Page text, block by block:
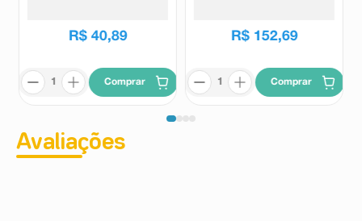
R$ 40,89
Comprar
R$ 152,69
Comprar
Avaliações